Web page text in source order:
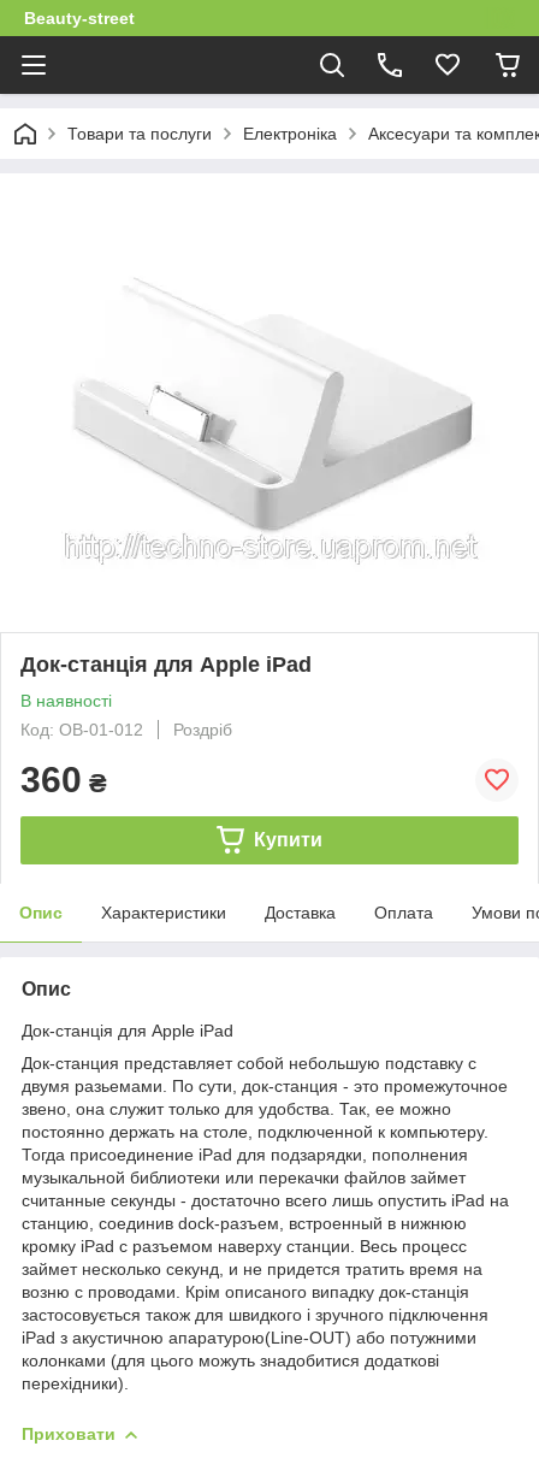
Beauty-street
Товари та послуги Електроніка Аксесуари та
Док-станція для Apple iPad
В наявності
Код: ОВ-01-012
Роздріб
360 ₴
Купити
Опис Характеристики Доставка Оплата Умови
Опис
Док-станція для Apple iPad
Док-станция представляет собой небольшую подставку с
двумя разьемами. По сути, док-станция - это промежуточное
звено, она служит только для удобства. Так, ее можно
постоянно держать на столе, подключенной к компьютеру.
Тогда присоединение iPad для подзарядки, пополнения
музыкальной библиотеки или перекачки файлов займет
считанные секунды - достаточно всего лишь опустить iPad на
станцию, соединив dock-разъем, встроенный в нижнюю
кромку iPad с разъемом наверху станции. Весь процесс
займет несколько секунд, и не придется тратить время на
возню с проводами. Крім описаного випадку док-станція
застосовується також для швидкого і зручного підключення
iPad з акустичною апаратурою(Line-OUT) або потужними
колонками (для цього можуть знадобитися додаткові
перехідники).
Приховати